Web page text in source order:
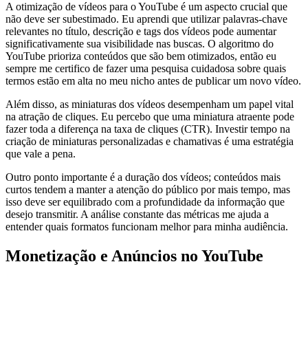
A otimização de vídeos para o YouTube é um aspecto crucial que
não deve ser subestimado. Eu aprendi que utilizar palavras-chave
relevantes no título, descrição e tags dos vídeos pode aumentar
significativamente sua visibilidade nas buscas. O algoritmo do
YouTube prioriza conteúdos que são bem otimizados, então eu
sempre me certifico de fazer uma pesquisa cuidadosa sobre quais
termos estão em alta no meu nicho antes de publicar um novo vídeo.
Além disso, as miniaturas dos vídeos desempenham um papel vital
na atração de cliques. Eu percebo que uma miniatura atraente pode
fazer toda a diferença na taxa de cliques (CTR). Investir tempo na
criação de miniaturas personalizadas e chamativas é uma estratégia
que vale a pena.
Outro ponto importante é a duração dos vídeos; conteúdos mais
curtos tendem a manter a atenção do público por mais tempo, mas
isso deve ser equilibrado com a profundidade da informação que
desejo transmitir. A análise constante das métricas me ajuda a
entender quais formatos funcionam melhor para minha audiência.
Monetização e Anúncios no YouTube